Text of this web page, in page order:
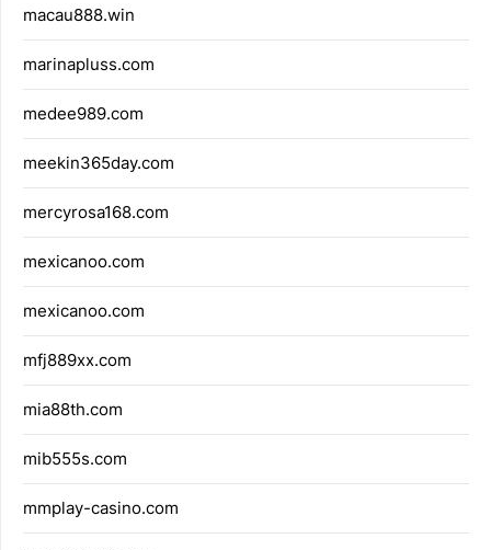
macau888.win
marinapluss.com
medee989.com
meekin365day.com
mercyrosa168.com
mexicanoo.com
mexicanoo.com
mfj889xx.com
mia88th.com
mib555s.com
mmplay-casino.com